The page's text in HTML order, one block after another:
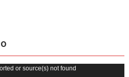
or source(s) not found